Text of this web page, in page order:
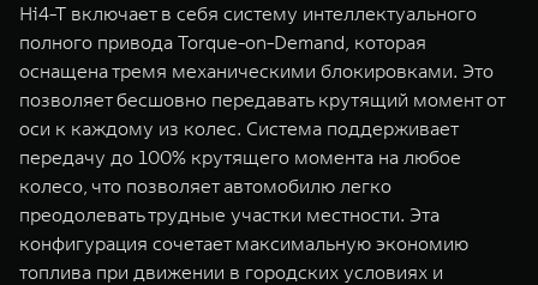
Hi4-T включает в себя систему интеллектуального
полного привода Torque-on-Demand, которая
оснащена тремя механическими блокировками. Это
позволяет бесшовно передавать крутящий момент от
оси к каждому из колес. Система поддерживает
передачу до 100% крутящего момента на любое
колесо, что позволяет автомобилю легко
преодолевать трудные участки местности. Эта
конфигурация сочетает максимальную экономию
топлива при движении в городских условиях и